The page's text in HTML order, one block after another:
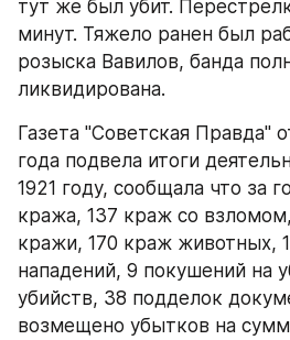
тут же был убит.
минут. Тяжело ранен был
розыска Вавилов, банда
ликвидирована.
Газета "Советская Правда"
года подвела итоги
1921 году, сообщала что за
кража, 137 краж со
кражи, 170 краж животных,
нападений, 9 покушений на
убийств, 38 подделок
возмещено убытков на